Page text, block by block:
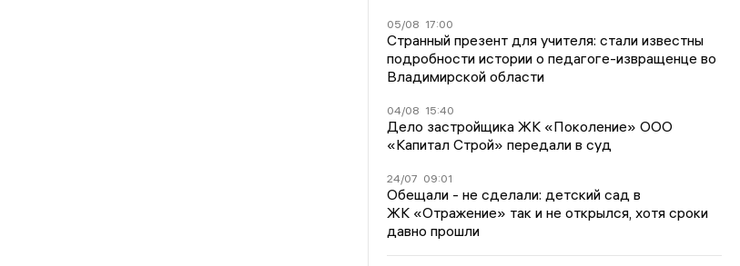
05/08 17:00
Странный презент для учителя: стали известны
подробности истории о педагоге-извращенце во
Владимирской области
04/08 15:40
Дело застройщика ЖК «Поколение» ООО
«Капитал Строй» передали в суд
24/07 09:01
Обещали - не сделали: детский сад в
ЖК «Отражение» так и не открылся, хотя сроки
давно прошли